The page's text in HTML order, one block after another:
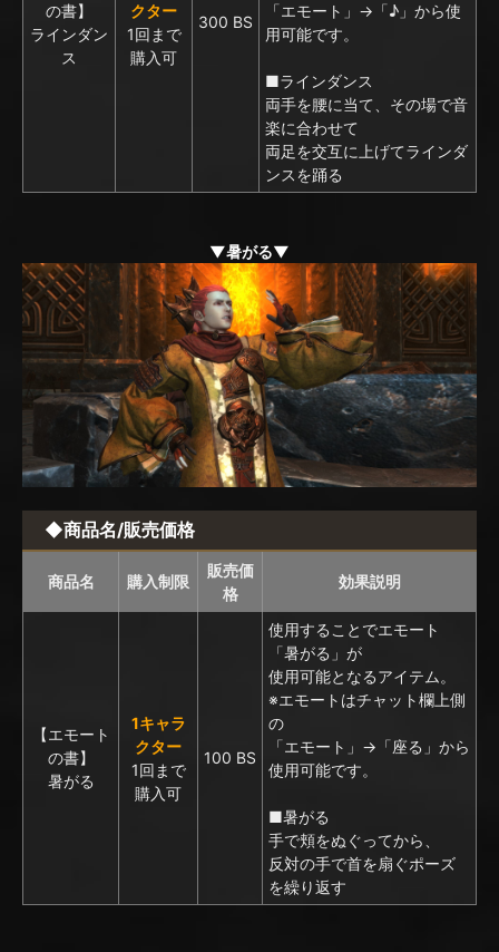
の書】
ラインダン
ス
クター
1回まで
購入可
300 BS
「エモート」→「♪」から使
用可能です。
■ラインダンス
両手を腰に当て、その場で音
楽に合わせて
両足を交互に上げてラインダ
ンスを踊る
▼暑がる▼
◆商品名/販売価格
商品名 購入制限
販売価
格
効果説明
【エモート
の書】
暑がる
1キャラ
クター
1回まで
購入可
100 BS
使用することでエモート
「暑がる」が
使用可能となるアイテム。
※エモートはチャット欄上側
の
「エモート」→「座る」から
使用可能です。
■暑がる
手で頬をぬぐってから、
反対の手で首を扇ぐポーズ
を繰り返す